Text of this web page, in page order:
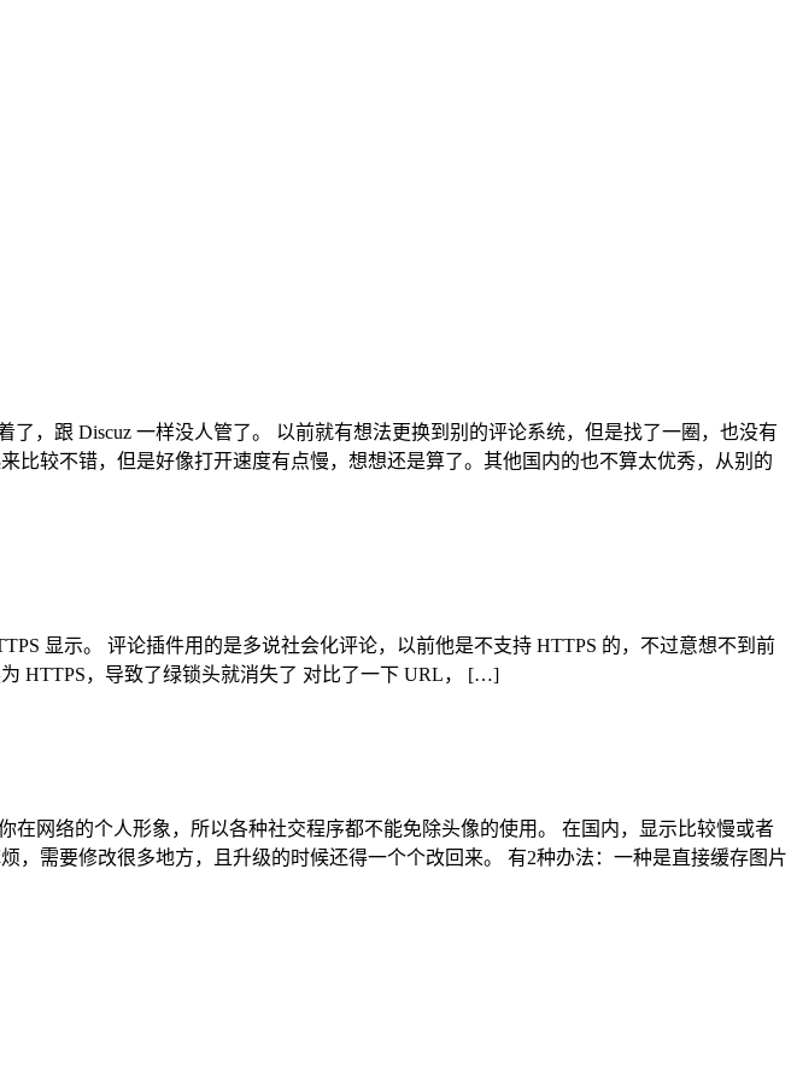
，跟 Discuz 一样没人管了。 以前就有想法更换到别的评论系统，但是找了一圈，也没有
比较不错，但是好像打开速度有点慢，想想还是算了。其他国内的也不算太优秀，从别的
显示。 评论插件用的是多说社会化评论，以前他是不支持 HTTPS 的，不过意想不到前
HTTPS，导致了绿锁头就消失了 对比了一下 URL， […]
在网络的个人形象，所以各种社交程序都不能免除头像的使用。 在国内，显示比较慢或者
需要修改很多地方，且升级的时候还得一个个改回来。 有2种办法：一种是直接缓存图片